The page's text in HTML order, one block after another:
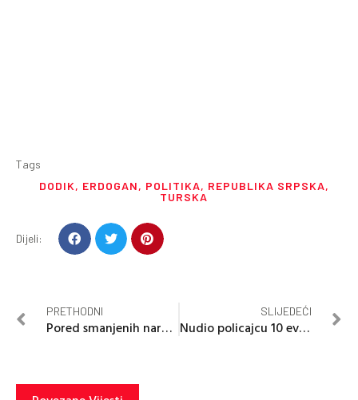
Tags
DODIK, ERDOGAN, POLITIKA, REPUBLIKA SRPSKA,
TURSKA
Dijeli:
PRETHODNI
Pored smanjenih narudžbi: “Bema” uspješno počela godinu
SLIJEDEĆI
Nudio policajcu 10 evra kako bi izbjegao kaznu